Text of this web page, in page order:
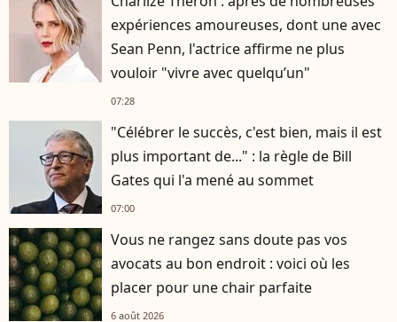
expériences amoureuses, dont une avec
Sean Penn, l'actrice affirme ne plus
vouloir "vivre avec quelqu’un"
07:28
"Célébrer le succès, c'est bien, mais il est
plus important de..." : la règle de Bill
Gates qui l'a mené au sommet
07:00
Vous ne rangez sans doute pas vos
avocats au bon endroit : voici où les
placer pour une chair parfaite
6 août 2026